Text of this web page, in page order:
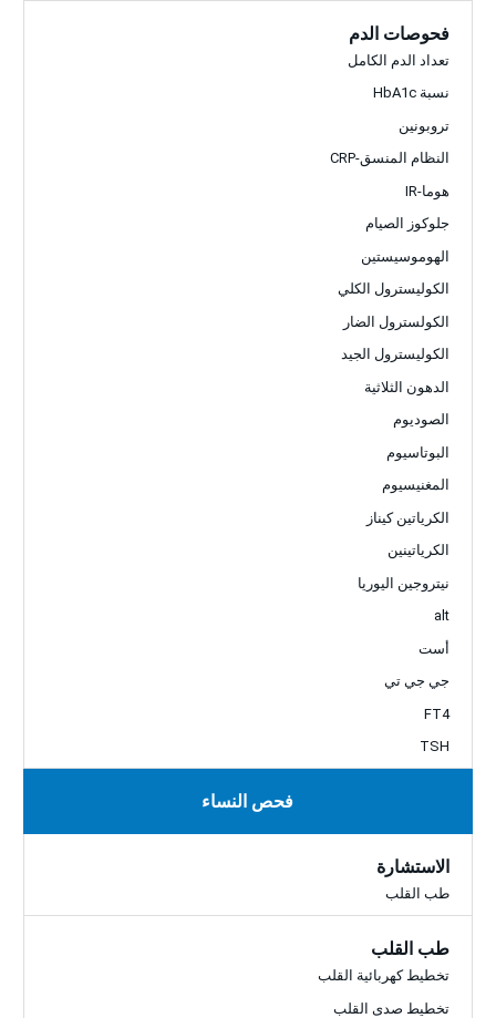
فحوصات الدم
تعداد الدم الكامل
نسبة HbA1c
تروبونين
النظام المنسق-CRP
هوما-IR
جلوكوز الصيام
الهوموسيستين
الكوليسترول الكلي
الكولسترول الضار
الكوليسترول الجيد
الدهون الثلاثية
الصوديوم
البوتاسيوم
المغنيسيوم
الكرياتين كيناز
الكرياتينين
نيتروجين اليوريا
alt
أست
جي جي تي
FT4
TSH
فحص النساء
الاستشارة
طب القلب
طب القلب
تخطيط كهربائية القلب
تخطيط صدى القلب